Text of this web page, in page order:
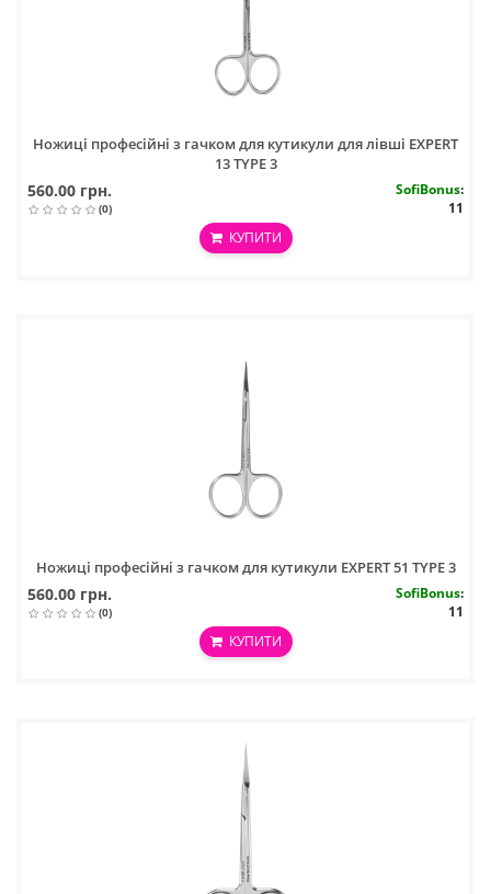
Ножиці професійні з гачком для кутикули для лівші EXPERT
13 TYPE 3
560.00 грн.
(0)
SofiBonus:
11
КУПИТИ
Ножиці професійні з гачком для кутикули EXPERT 51 TYPE 3
560.00 грн.
(0)
SofiBonus:
11
КУПИТИ